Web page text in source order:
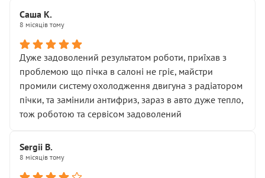
Саша К.
8 місяців тому
Дуже задоволений результатом роботи, приїхав з
проблемою що пічка в салоні не гріє, майстри
промили систему охолодження двигуна з радіатором
пічки, та замінили антифриз, зараз в авто дуже тепло,
тож роботою та сервісом задоволений
Sergii B.
8 місяців тому